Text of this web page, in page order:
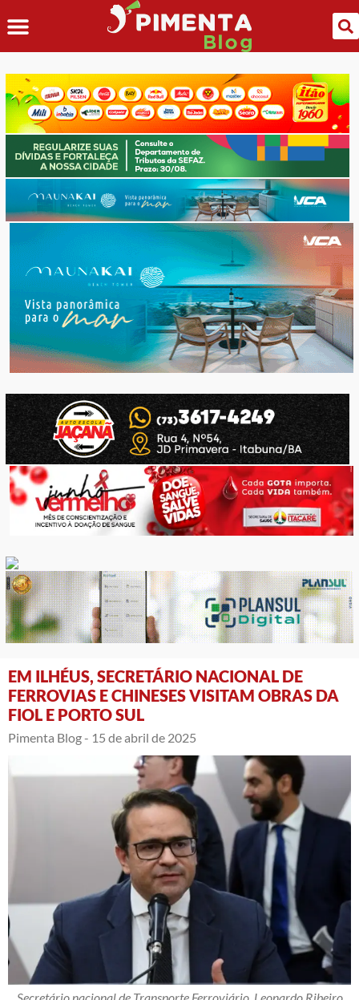
EM ILHÉUS, SECRETÁRIO NACIONAL DE
FERROVIAS E CHINESES VISITAM OBRAS DA
FIOL E PORTO SUL
Pimenta Blog - 15 de abril de 2025